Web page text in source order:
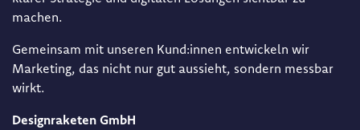
machen.
Gemeinsam mit unseren Kund:innen entwickeln wir
Marketing, das nicht nur gut aussieht, sondern messbar
wirkt.
Designraketen GmbH